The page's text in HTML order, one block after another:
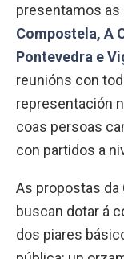
presentamos
Compostela, A
Pontevedra e
reunións con
representación
coas persoas
con partidos a
As propostas da
buscan dotar á
dos piares